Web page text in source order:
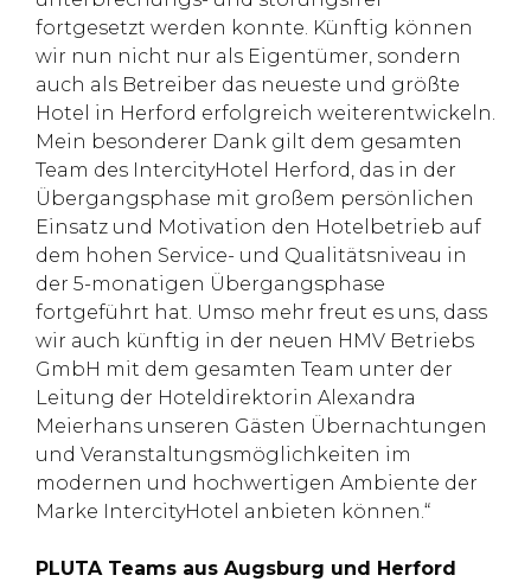
fortgesetzt werden konnte. Künftig können
wir nun nicht nur als Eigentümer, sondern
auch als Betreiber das neueste und größte
Hotel in Herford erfolgreich weiterentwickeln.
Mein besonderer Dank gilt dem gesamten
Team des IntercityHotel Herford, das in der
Übergangsphase mit großem persönlichen
Einsatz und Motivation den Hotelbetrieb auf
dem hohen Service- und Qualitätsniveau in
der 5-monatigen Übergangsphase
fortgeführt hat. Umso mehr freut es uns, dass
wir auch künftig in der neuen HMV Betriebs
GmbH mit dem gesamten Team unter der
Leitung der Hoteldirektorin Alexandra
Meierhans unseren Gästen Übernachtungen
und Veranstaltungsmöglichkeiten im
modernen und hochwertigen Ambiente der
Marke IntercityHotel anbieten können.“
PLUTA Teams aus Augsburg und Herford